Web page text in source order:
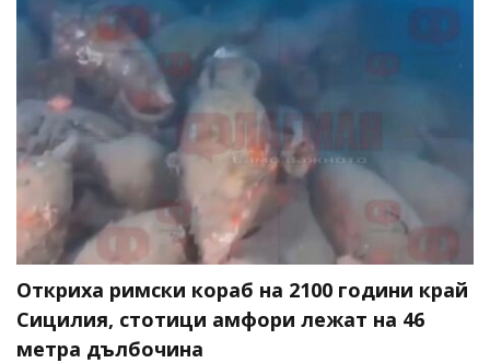
Откриха римски кораб на 2100 години край
Сицилия, стотици амфори лежат на 46
метра дълбочина